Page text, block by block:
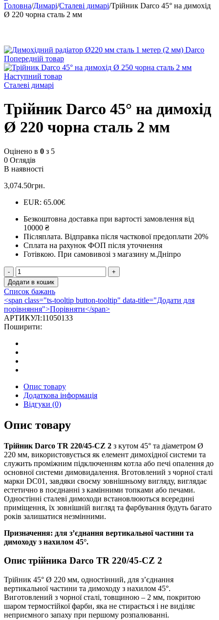
Головна/Димарі/Сталеві димарі/Трійник Darco 45° на димохід
Ø 220 чорна сталь 2 мм
Попередній товар
Наступний товар
Сталеві димарі
Трійник Darco 45° на димохід
Ø 220 чорна сталь 2 мм
Оцінено в 0 з 5
0 Оглядів
В наявності
3,074.50грн.
EUR: 65.00€
Безкоштовна доставка при вартості замовлення від
10000 ₴
Післяплата. Відправка після часткової предоплати 20%
Сплата на рахунок ФОП після уточнення
Готівкою. При самовивозі з магазину м.Дніпро
Трійник
Darco
45°
на
димохід
Ø
220
чорна
сталь
2
мм
кількість
Додати в кошик
Список бажань
<span class="ts-tooltip button-tooltip" data-title="Додати для
порівняння">Порівняти</span>
АРТИКУЛ:11050133
Поширити:
Опис товару
Додаткова інформація
Відгуки (0)
Опис товару
Трійник Darco TR 220/45-CZ 2 з кутом 45° та діаметром Ø
220 мм, використовується як елемент димохідної системи та
служить проміжним підключенням котла або печі опалення до
основної системи димовидалення. Вготовлений з чорної сталі
марки DC01, завдяки своєму зовнішньому вигляду, виглядає
естетично в поєднанні з камінними топками або печами.
Одностінні сталеві димоходи встановлюються всередині
приміщення, їх зовнішній вигляд та фарбування будуть багато
років залишатися незмінними.
Призначення: для з’єднання вертикальної частини та
димоходу з нахилом 45°.
Опис трійника Darco TR 220/45-CZ 2
Трійник 45° Ø 220 мм, одностінний, для з’єднання
вертикальної частини та димоходу з нахилом 45°.
Виготовлений з чорної сталі, товщиною – 2 мм, покритою
шаром термостійкої фарби, яка не стирається і не виділяє
неприємного запаху при першому розпалюванні.